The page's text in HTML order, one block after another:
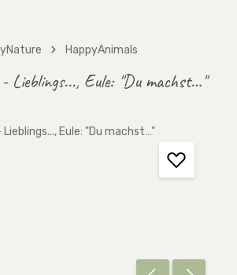
HappyAnimals
Lieblings..., Eule: "Du machst…"